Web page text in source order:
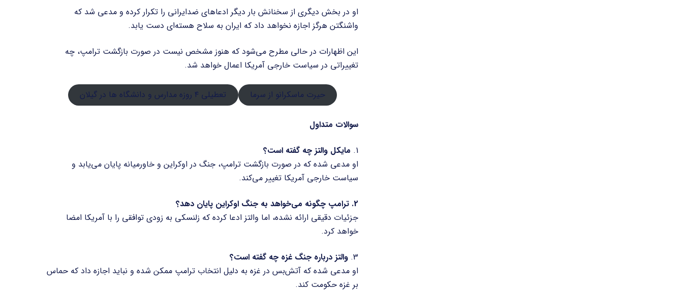
او در بخش دیگری از سخنانش بار دیگر ادعاهای ضدایرانی را تکرار کرده و مدعی شد که
واشنگتن هرگز اجازه نخواهد داد که ایران به سلاح هسته‌ای دست یابد.
این اظهارات در حالی مطرح می‌شود که هنوز مشخص نیست در صورت بازگشت ترامپ، چه
تغییراتی در سیاست خارجی آمریکا اعمال خواهد شد.
حیرت ماسکرانو از سرما تعطیلی ۴ روزه مدارس و دانشگاه‌ ها در گیلان
سوالات متداول
1. مایکل والتز چه گفته است؟
او مدعی شده که در صورت بازگشت ترامپ، جنگ در اوکراین و خاورمیانه پایان می‌یابد و
سیاست خارجی آمریکا تغییر می‌کند.
2. ترامپ چگونه می‌خواهد به جنگ اوکراین پایان دهد؟
جزئیات دقیقی ارائه نشده، اما والتز ادعا کرده که زلنسکی به زودی توافقی را با آمریکا امضا
خواهد کرد.
3. والتز درباره جنگ غزه چه گفته است؟
او مدعی شده که آتش‌بس در غزه به دلیل انتخاب ترامپ ممکن شده و نباید اجازه داد که حماس
بر غزه حکومت کند.